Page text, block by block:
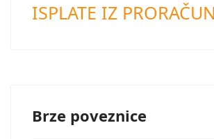
ISPLATE IZ
Brze poveznice